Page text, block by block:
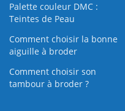
Palette couleur DMC :
Teintes de Peau
Comment choisir la bonne
aiguille à broder
Comment choisir son
tambour à broder ?